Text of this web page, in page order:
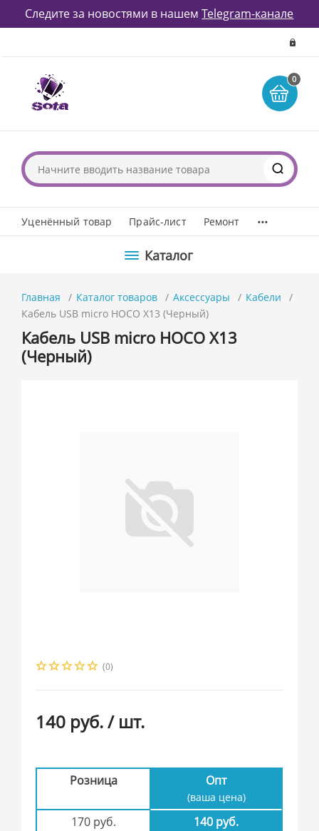
Следите за новостями в нашемTelegram-канале
0
Уценённый товар Прайс-лист Ремонт ...
Каталог
Главная Каталог товаров Аксессуары
Кабели
Кабель USB micro HOCO X13 (Черный)
Кабель USB micro HOCO X13
(Черный)
(0)
140 руб./ шт.
Розница Опт
(ваша цена)
170 руб. 140 руб.